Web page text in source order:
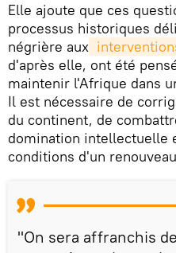
Elle ajoute que ces
processus historiques
négrière aux
d'après elle, ont été
maintenir l'Afrique dans
Il est nécessaire de
du continent, de
domination intellectuelle
conditions d'un
"On sera affranchis